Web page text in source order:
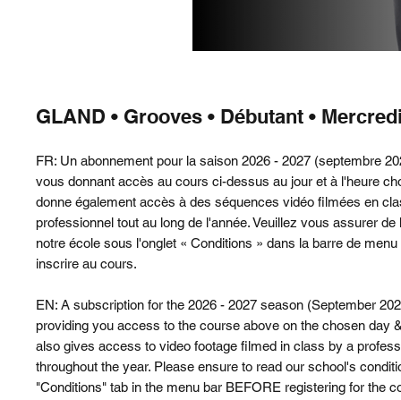
GLAND • Grooves • Débutant •
FR: Un abonnement pour la saison 2026 - 2027 (septembre
vous donnant accès au cours ci-dessus au jour et à l'heure
donne également accès à des séquences vidéo filmées en
professionnel tout au long de l'année. Veuillez vous assurer
notre école sous l'onglet « Conditions » dans la barre de
inscrire au cours.
EN: A subscription for the 2026 - 2027 season (September
providing you access to the course above on the chosen day
also gives access to video footage filmed in class by a
throughout the year. Please ensure to read our school's
"Conditions" tab in the menu bar BEFORE registering for the